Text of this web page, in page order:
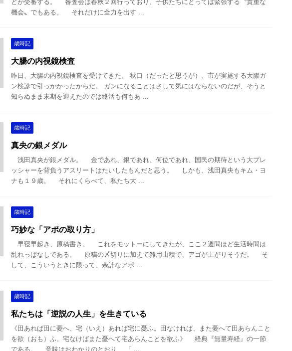
どが受審する。 審査会は春秋２回行っており、子供たちにとっては緊張する〝貴重な
機会〟でもある。 それだけに全力を出す ...
歳時記
大腸の内視鏡検査
昨日、大腸の内視鏡検査を受けてきた。 秋口（だったと思うが）、市が実施する大腸ガ
ン検診で引っかかったからだ。 ガンになることはさして気にはならないのだが、そうと
知らぬまま末期を迎えたのでは終活も何もあ ...
歳時記
真央の銀メダル
浅田真央が銀メダル。 金であれ、銀であれ、何位であれ、国民の期待という大プレ
ッシャーを背負うアスリートはたいしたもんだと思う。 しかも、浅田真央もキム・ヨ
ナも１９歳。 それにくらべて、私たち大 ...
歳時記
巧妙な「アポの取り方」
早寝早起き、原稿書き。 これをモットーにしてきたが、ここ２週間ほど生活時間は
乱れっぱなしである。 原稿の〆切りに加えて雑用山積で、アゴが上がりそうだ。 そ
して、こういうときに限って、余計なアポ ...
歳時記
私たちは「逆説の人生」を生きている
《田あれば田に憂へ、宅（いえ）あれば宅に憂ふ。田なければ、また憂へて田あらんこと
を欲（おも）ふ。宅なけばまた憂へて宅あらんことを欲ふ》 経典『無量寿経』の一節
である。 意味はおわかりのとおり、 「 ...